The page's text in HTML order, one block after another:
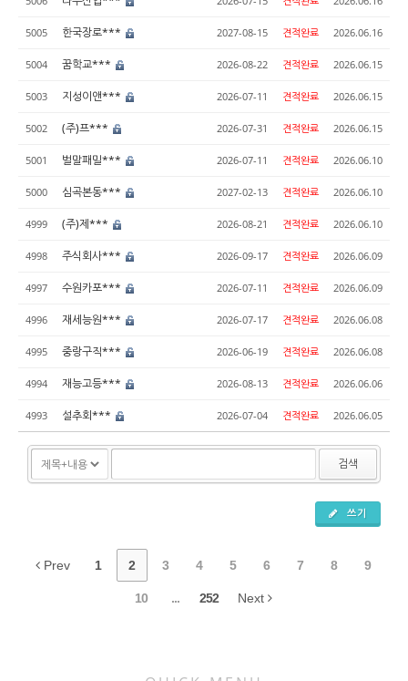
5005 한국장로*** 2027-08-15 견적완료 2026.06.16
5004 꿈학교*** 2026-08-22 견적완료 2026.06.15
5003 지성이앤*** 2026-07-11 견적완료 2026.06.15
5002 (주)프*** 2026-07-31 견적완료 2026.06.15
5001 벌말패밀*** 2026-07-11 견적완료 2026.06.10
5000 심곡본동*** 2027-02-13 견적완료 2026.06.10
4999 (주)제*** 2026-08-21 견적완료 2026.06.10
4998 주식회사*** 2026-09-17 견적완료 2026.06.09
4997 수원카포*** 2026-07-11 견적완료 2026.06.09
4996 재세능원*** 2026-07-17 견적완료 2026.06.08
4995 중랑구직*** 2026-06-19 견적완료 2026.06.08
4994 재능고등*** 2026-08-13 견적완료 2026.06.06
4993 설추회*** 2026-07-04 견적완료 2026.06.05
검색
쓰기
Prev 1 2 3 4 5 6 7 8 9
10 ... 252 Next